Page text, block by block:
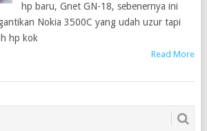
hp baru, Gnet GN-18, sebenernya ini
Nokia 3500C yang udah uzur tapi
hp kok
Read More